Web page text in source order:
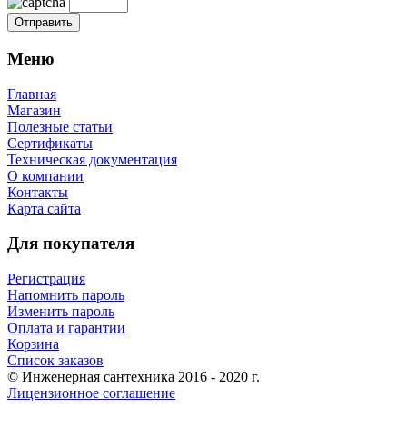
Меню
Главная
Магазин
Полезные статьи
Сертификаты
Техническая документация
О компании
Контакты
Карта сайта
Для покупателя
Регистрация
Напомнить пароль
Изменить пароль
Оплата и гарантии
Корзина
Список заказов
© Инженерная сантехника 2016 - 2020 г.
Лицензионное соглашение